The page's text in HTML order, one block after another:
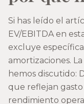
Si has leído el
EV/EBITDA en
excluye
amortizaciones.
hemos discutido:
que reflejan
rendimiento